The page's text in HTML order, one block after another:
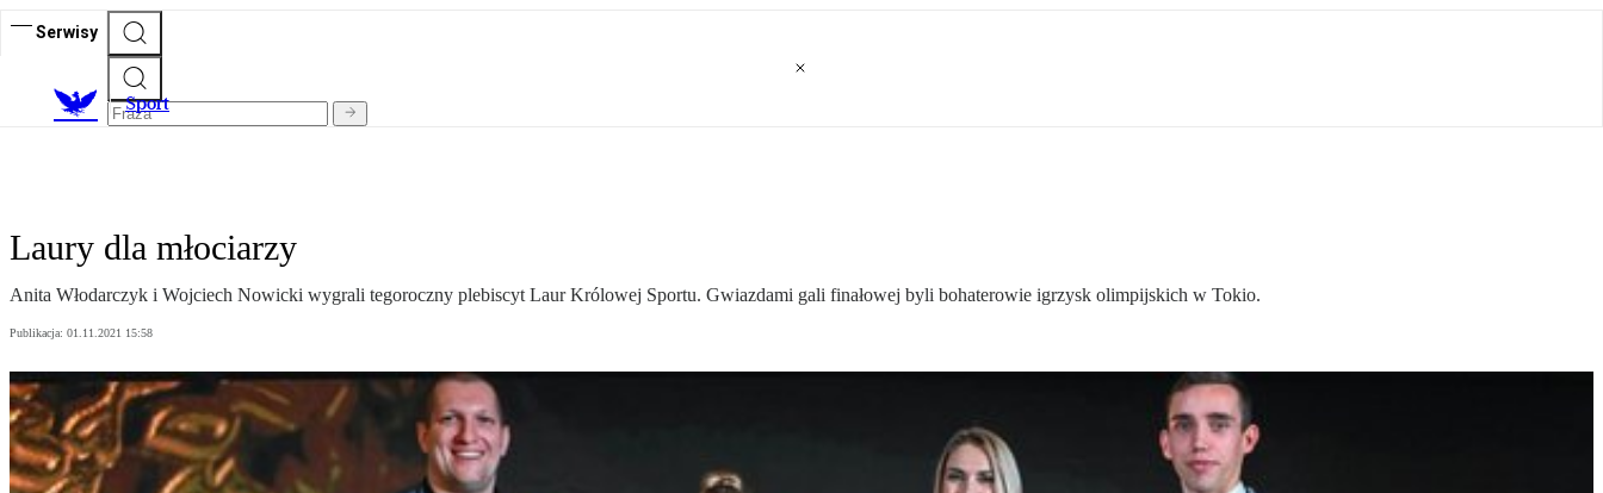
Serwisy
Sport
Laury dla młociarzy
Anita Włodarczyk i Wojciech Nowicki wygrali tegoroczny plebiscyt Laur Królowej Sportu. Gwiazdami gali finałowej byli bohaterowie igrzysk olimpijskich w Tokio.
Publikacja: 01.11.2021 15:58